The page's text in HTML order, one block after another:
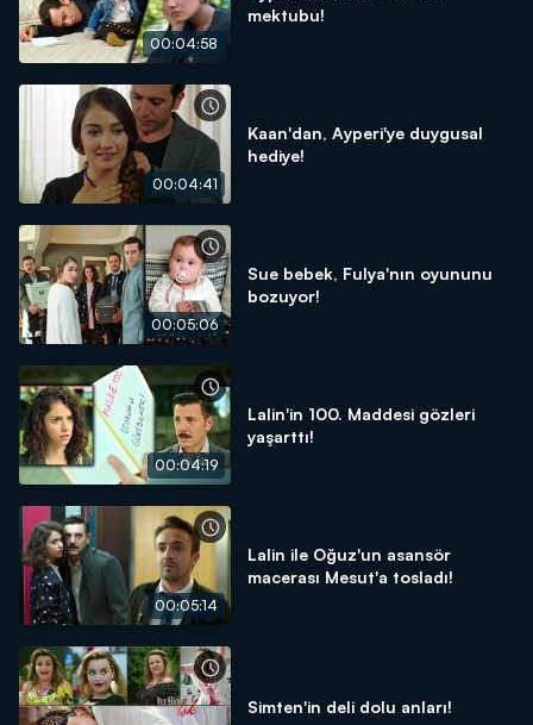
00:04:58
mektubu!
00:04:41
Kaan'dan, Ayperi'ye duygusal
hediye!
00:05:06
Sue bebek, Fulya'nın oyununu
bozuyor!
00:04:19
Lalin'in 100. Maddesi gözleri
yaşarttı!
00:05:14
Lalin ile Oğuz'un asansör
macerası Mesut'a tosladı!
Simten'in deli dolu anları!